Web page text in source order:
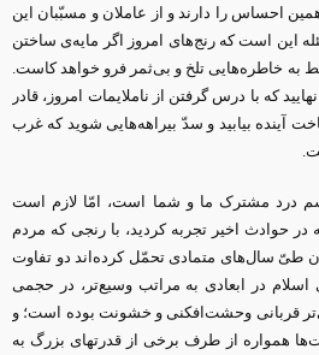
احساس را دارند و از عاملان و مسبّبان این
این است که رنج‌های امروز اگر مایه‌ی ساختن
به خاطره‌هایی تلخ و بی‌ثمر فرو خواهد کاست.
که با درس گرفتن از ناملایمات امروز، قادر
آینده بیابید و سدّ بیراهه‌هایی شوید که غرب
درد مشترک ما و شما است، امّا لازم است
در حوادث اخیر تجربه کردید، با رنجی که مردم
طیّ سال‌های متمادی تحمّل کرده‌اند دو تفاوت
اسلام در ابعادی به مراتب وسیع‌تر، در حجمی
قربانی وحشت‌افکنی و خشونت بوده است؛ و
همواره از طرف برخی از قدرتهای بزرگ به